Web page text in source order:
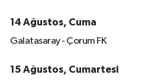
14 Ağustos, Cuma
Galatasaray - Çorum FK
15 Ağustos, Cumartesi